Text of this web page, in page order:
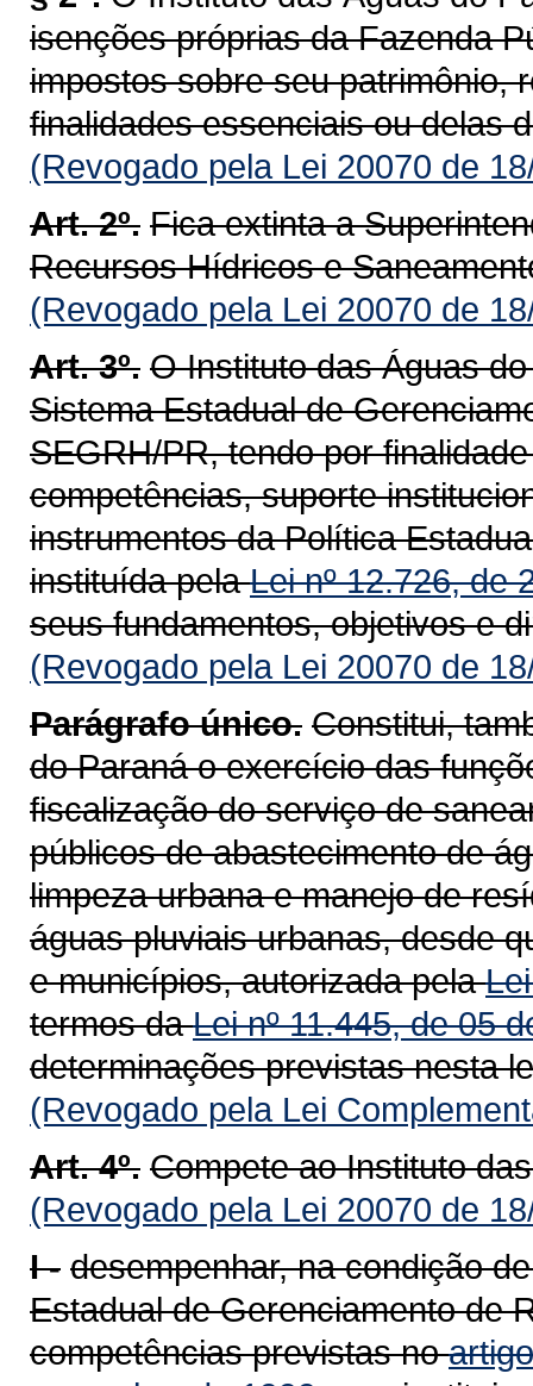
isenções próprias da Fazenda
impostos sobre seu patrimônio,
finalidades essenciais ou delas
(Revogado pela Lei 20070 de
Art. 2º. Fica extinta a
Recursos Hídricos e
(Revogado pela Lei 20070 de
Art. 3º. O Instituto das Águas
Sistema Estadual de
SEGRH/PR, tendo por
competências, suporte
instrumentos da Política
instituída pelaLei nº 12.726, de
seus fundamentos, objetivos e
(Revogado pela Lei 20070 de
Parágrafo único. Constitui,
do Paraná o exercício das
fiscalização do serviço de
públicos de abastecimento de
limpeza urbana e manejo de
águas pluviais urbanas, desde
e municípios, autorizada pela
termos daLei nº 11.445, de 05
determinações previstas nesta
(Revogado pela Lei
Art. 4º. Compete ao Instituto
(Revogado pela Lei 20070 de
I - desempenhar, na condição
Estadual de Gerenciamento de
competências previstas no